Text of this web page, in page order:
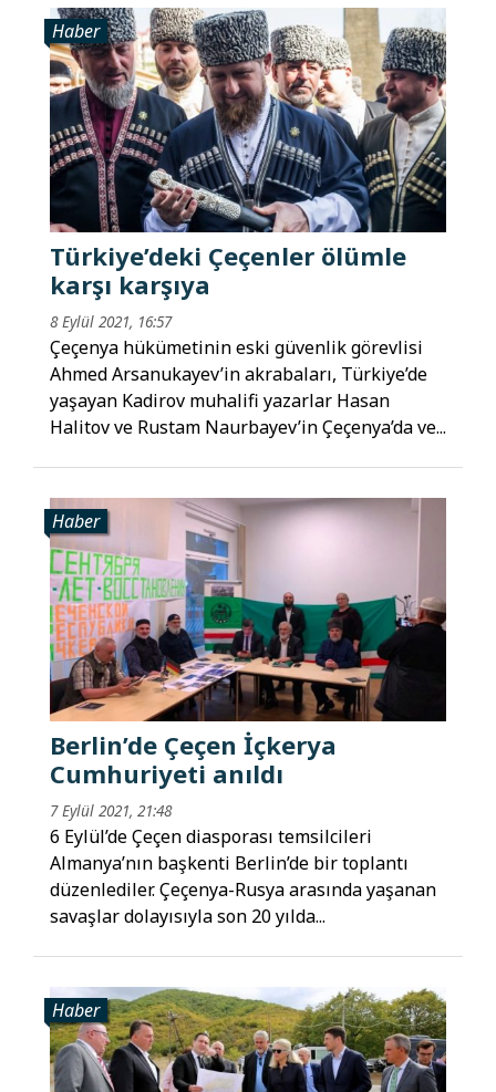
Haber
Türkiye’deki Çeçenler ölümle
karşı karşıya
8 Eylül 2021, 16:57
Çeçenya hükümetinin eski güvenlik görevlisi
Ahmed Arsanukayev’in akrabaları, Türkiye’de
yaşayan Kadirov muhalifi yazarlar Hasan
Halitov ve Rustam Naurbayev’in Çeçenya’da ve...
Haber
Berlin’de Çeçen İçkerya
Cumhuriyeti anıldı
7 Eylül 2021, 21:48
6 Eylül’de Çeçen diasporası temsilcileri
Almanya’nın başkenti Berlin’de bir toplantı
düzenlediler. Çeçenya-Rusya arasında yaşanan
savaşlar dolayısıyla son 20 yılda...
Haber